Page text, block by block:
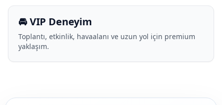
🚘 VIP Deneyim
Toplantı, etkinlik, havaalanı ve uzun yol için premium
yaklaşım.